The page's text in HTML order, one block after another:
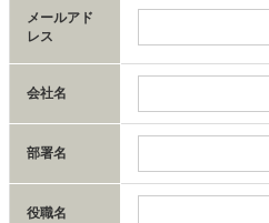
メールアド
レス
会社名
部署名
役職名